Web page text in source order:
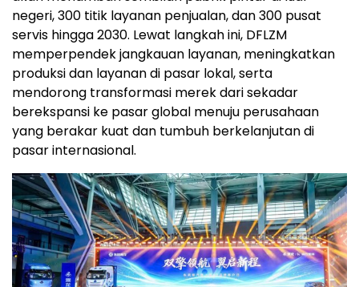
negeri, 300 titik layanan penjualan, dan 300 pusat
servis hingga 2030. Lewat langkah ini, DFLZM
memperpendek jangkauan layanan, meningkatkan
produksi dan layanan di pasar lokal, serta
mendorong transformasi merek dari sekadar
berekspansi ke pasar global menuju perusahaan
yang berakar kuat dan tumbuh berkelanjutan di
pasar internasional.